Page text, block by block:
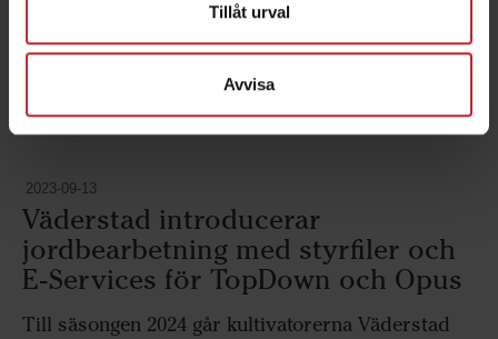
Tillåt urval
Avvisa
Systemet är fullt integrerat i maskinen och dess
styrsystem, byggt för den högpresterande och
höghastighets precisionssåmaskinen som
Väderstad Tempo är känd för.
2023-09-13
Väderstad introducerar
jordbearbetning med styrfiler och
E-Services för TopDown och Opus
Till säsongen 2024 går kultivatorerna Väderstad